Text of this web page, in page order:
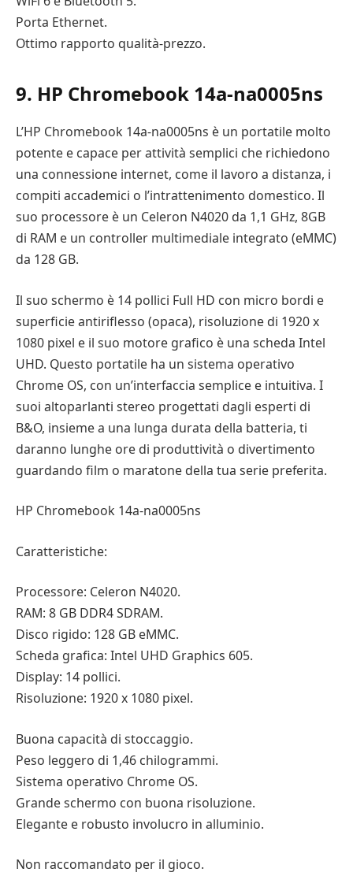
Porta Ethernet.
Ottimo rapporto qualità-prezzo.
9. HP Chromebook 14a-na0005ns
L’HP Chromebook 14a-na0005ns è un portatile molto
potente e capace per attività semplici che richiedono
una connessione internet, come il lavoro a distanza, i
compiti accademici o l’intrattenimento domestico. Il
suo processore è un Celeron N4020 da 1,1 GHz, 8GB
di RAM e un controller multimediale integrato (eMMC)
da 128 GB.
Il suo schermo è 14 pollici Full HD con micro bordi e
superficie antiriflesso (opaca), risoluzione di 1920 x
1080 pixel e il suo motore grafico è una scheda Intel
UHD. Questo portatile ha un sistema operativo
Chrome OS, con un’interfaccia semplice e intuitiva. I
suoi altoparlanti stereo progettati dagli esperti di
B&O, insieme a una lunga durata della batteria, ti
daranno lunghe ore di produttività o divertimento
guardando film o maratone della tua serie preferita.
HP Chromebook 14a-na0005ns
Caratteristiche:
Processore: Celeron N4020.
RAM: 8 GB DDR4 SDRAM.
Disco rigido: 128 GB eMMC.
Scheda grafica: Intel UHD Graphics 605.
Display: 14 pollici.
Risoluzione: 1920 x 1080 pixel.
Buona capacità di stoccaggio.
Peso leggero di 1,46 chilogrammi.
Sistema operativo Chrome OS.
Grande schermo con buona risoluzione.
Elegante e robusto involucro in alluminio.
Non raccomandato per il gioco.